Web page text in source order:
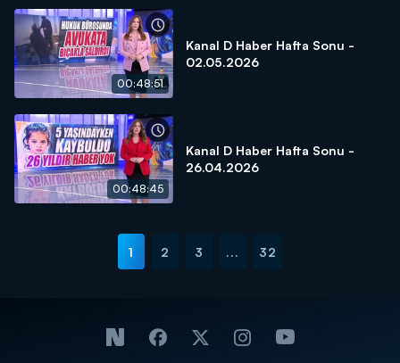
00:48:51
Kanal D Haber Hafta Sonu -
02.05.2026
00:48:45
Kanal D Haber Hafta Sonu -
26.04.2026
1 2 3 ... 32